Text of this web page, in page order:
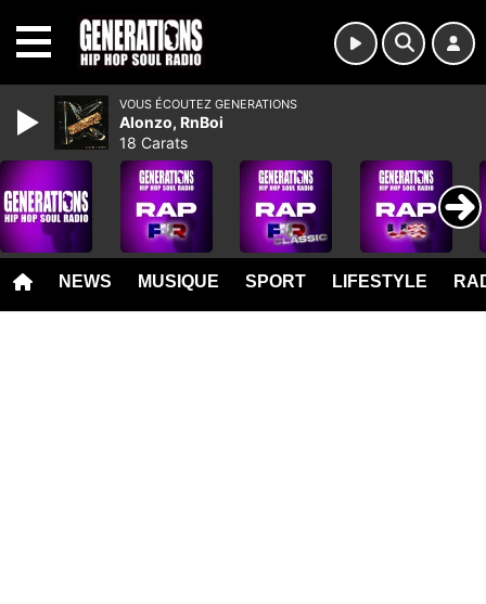
NEWS MUSIQUE SPORT LIFESTYLE
VOUS ÉCOUTEZ GENERATIONS
Alonzo, RnBoi
18 Carats